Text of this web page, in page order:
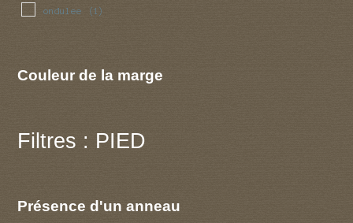
ondulee (1)
Couleur de la marge
Filtres : PIED
Présence d'un anneau